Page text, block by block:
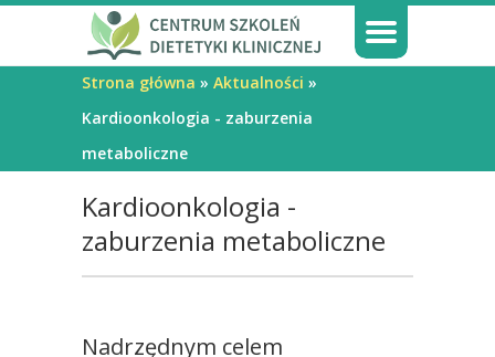
Strona główna » Aktualności »
Kardioonkologia - zaburzenia
metaboliczne
Kardioonkologia -
zaburzenia metaboliczne
Nadrzędnym celem